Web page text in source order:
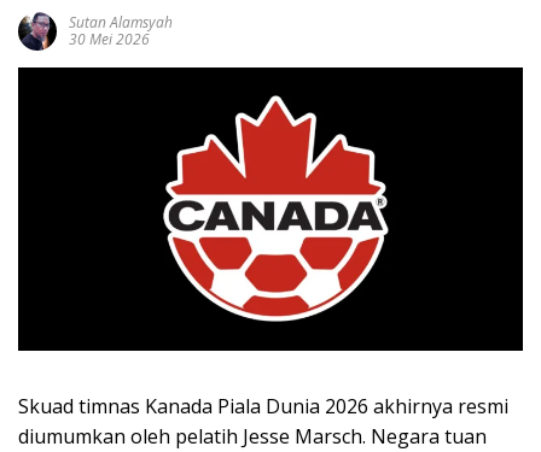
Sutan Alamsyah
30 Mei 2026
Skuad timnas Kanada Piala Dunia 2026 akhirnya resmi
diumumkan oleh pelatih Jesse Marsch. Negara tuan